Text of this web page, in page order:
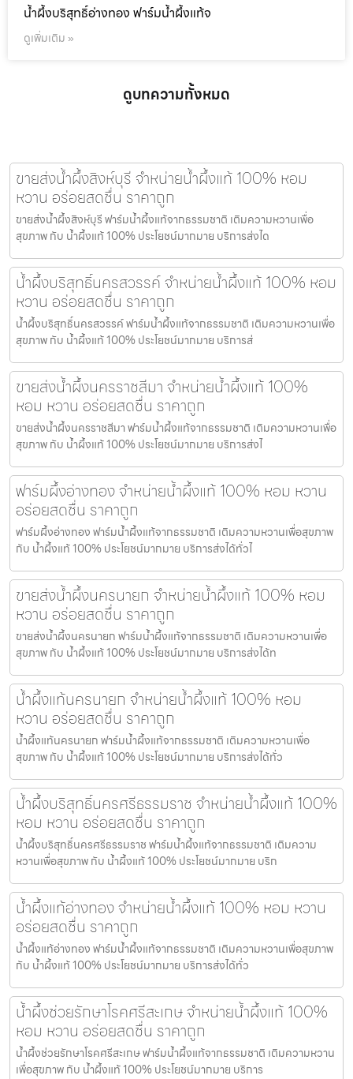
น้ำผึ้งบริสุทธิ์อ่างทอง ฟาร์มน้ำผึ้งแท้จ
ดูเพิ่มเติม »
ดูบทความทั้งหมด
ขายส่งน้ำผึ้งสิงห์บุรี จำหน่ายน้ำผึ้งแท้ 100% หอม
หวาน อร่อยสดชื่น ราคาถูก
ขายส่งน้ำผึ้งสิงห์บุรี ฟาร์มน้ำผึ้งแท้จากธรรมชาติ เติมความหวานเพื่อ
สุขภาพ กับ น้ำผึ้งแท้ 100% ประโยชน์มากมาย บริการส่งได
น้ำผึ้งบริสุทธิ์นครสวรรค์ จำหน่ายน้ำผึ้งแท้ 100% หอม
หวาน อร่อยสดชื่น ราคาถูก
น้ำผึ้งบริสุทธิ์นครสวรรค์ ฟาร์มน้ำผึ้งแท้จากธรรมชาติ เติมความหวานเพื่อ
สุขภาพ กับ น้ำผึ้งแท้ 100% ประโยชน์มากมาย บริการส่
ขายส่งน้ำผึ้งนครราชสีมา จำหน่ายน้ำผึ้งแท้ 100%
หอม หวาน อร่อยสดชื่น ราคาถูก
ขายส่งน้ำผึ้งนครราชสีมา ฟาร์มน้ำผึ้งแท้จากธรรมชาติ เติมความหวานเพื่อ
สุขภาพ กับ น้ำผึ้งแท้ 100% ประโยชน์มากมาย บริการส่งไ
ฟาร์มผึ้งอ่างทอง จำหน่ายน้ำผึ้งแท้ 100% หอม หวาน
อร่อยสดชื่น ราคาถูก
ฟาร์มผึ้งอ่างทอง ฟาร์มน้ำผึ้งแท้จากธรรมชาติ เติมความหวานเพื่อสุขภาพ
กับ น้ำผึ้งแท้ 100% ประโยชน์มากมาย บริการส่งได้ทั่วไ
ขายส่งน้ำผึ้งนครนายก จำหน่ายน้ำผึ้งแท้ 100% หอม
หวาน อร่อยสดชื่น ราคาถูก
ขายส่งน้ำผึ้งนครนายก ฟาร์มน้ำผึ้งแท้จากธรรมชาติ เติมความหวานเพื่อ
สุขภาพ กับ น้ำผึ้งแท้ 100% ประโยชน์มากมาย บริการส่งได้ท
น้ำผึ้งแท้นครนายก จำหน่ายน้ำผึ้งแท้ 100% หอม
หวาน อร่อยสดชื่น ราคาถูก
น้ำผึ้งแท้นครนายก ฟาร์มน้ำผึ้งแท้จากธรรมชาติ เติมความหวานเพื่อ
สุขภาพ กับ น้ำผึ้งแท้ 100% ประโยชน์มากมาย บริการส่งได้ทั่ว
น้ำผึ้งบริสุทธิ์นครศรีธรรมราช จำหน่ายน้ำผึ้งแท้ 100%
หอม หวาน อร่อยสดชื่น ราคาถูก
น้ำผึ้งบริสุทธิ์นครศรีธรรมราช ฟาร์มน้ำผึ้งแท้จากธรรมชาติ เติมความ
หวานเพื่อสุขภาพ กับ น้ำผึ้งแท้ 100% ประโยชน์มากมาย บริก
น้ำผึ้งแท้อ่างทอง จำหน่ายน้ำผึ้งแท้ 100% หอม หวาน
อร่อยสดชื่น ราคาถูก
น้ำผึ้งแท้อ่างทอง ฟาร์มน้ำผึ้งแท้จากธรรมชาติ เติมความหวานเพื่อสุขภาพ
กับ น้ำผึ้งแท้ 100% ประโยชน์มากมาย บริการส่งได้ทั่ว
น้ำผึ้งช่วยรักษาโรคศรีสะเกษ จำหน่ายน้ำผึ้งแท้ 100%
หอม หวาน อร่อยสดชื่น ราคาถูก
น้ำผึ้งช่วยรักษาโรคศรีสะเกษ ฟาร์มน้ำผึ้งแท้จากธรรมชาติ เติมความหวาน
เพื่อสุขภาพ กับ น้ำผึ้งแท้ 100% ประโยชน์มากมาย บริการ